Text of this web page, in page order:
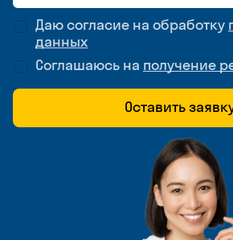
Даю согласие на обработку
данных
Соглашаюсь на получение
Оставить